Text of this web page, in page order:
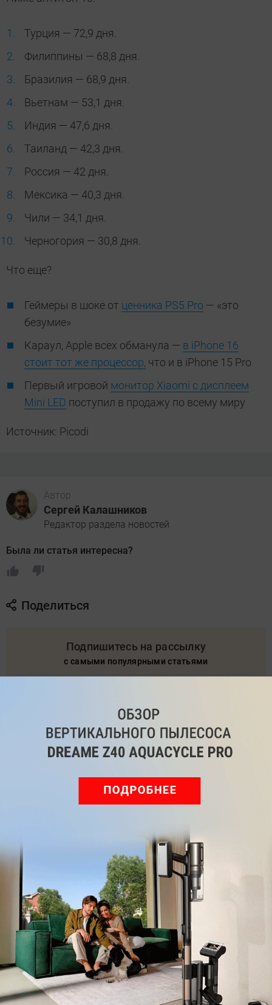
Турция — 72,9 дня.
Филиппины — 68,8 дня.
Бразилия — 68,9 дня.
Вьетнам — 53,1 дня.
Индия — 47,6 дня.
Таиланд — 42,3 дня.
Россия — 42 дня.
Мексика — 40,3 дня.
Чили — 34,1 дня.
Черногория — 30,8 дня.
Что еще?
Геймеры в шоке от ценника PS5 Pro — «это
безумие»
Караул, Apple всех обманула — в iPhone 16
стоит тот же процессор, что и в iPhone 15 Pro
Первый игровой монитор Xiaomi с дисплеем
Mini LED поступил в продажу по всему миру
Источник: Picodi
Автор
Сергей Калашников
Редактор раздела новостей
Была ли статья интересна?
Поделиться
Подпишитесь на рассылку
с самыми популярными статьями
Подписаться
Правилами рассылокиПолитикой конфиденциальности
Читайте нас в соц. сетях
Одноклассники
Дзен
Max YouTube
Комментарии